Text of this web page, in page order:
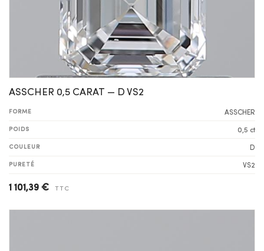
ASSCHER 0,5 CARAT — D VS2
FORME ASSCHER
POIDS 0,5 ct
COULEUR D
PURETÉ VS2
1 101,39 € TTC